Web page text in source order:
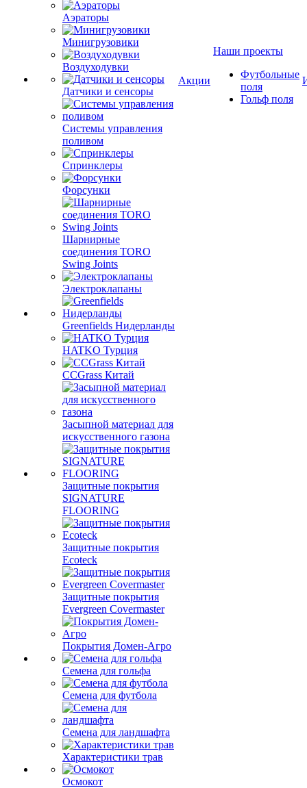
Аэраторы
Минигрузовики
Воздуходувки
Датчики и сенсоры
Системы управления
поливом
Спринклеры
Форсунки
Шарнирные
соединения TORO
Swing Joints
Электроклапаны
Greenfields Нидерланды
HATKO Турция
CCGrass Китай
Засыпной материал для
искусственного газона
Защитные покрытия
SIGNATURE
FLOORING
Защитные покрытия
Ecoteck
Защитные покрытия
Evergreen Covermaster
Покрытия Домен-Агро
Семена для гольфа
Семена для футбола
Семена для ландшафта
Характеристики трав
Осмокот
Акции
Наши проекты
Футбольные
поля
Гольф поля